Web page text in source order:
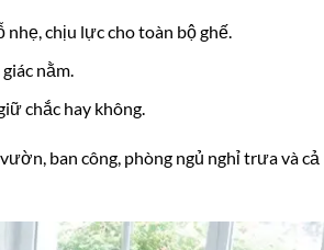
chịu lực cho toàn bộ ghế.
nằm.
chắc hay không.
ban công, phòng ngủ nghỉ trưa và cả